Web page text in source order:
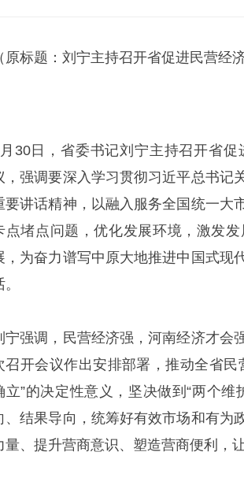
（原标题：刘宁主持召开省促进民营经
30日，省委书记刘宁主持召开省促
，强调要深入学习贯彻习近平总书记
要讲话精神，以融入服务全国统一大
点堵点问题，优化发展环境，激发
，为奋力谱写中原大地推进中国式现
宁强调，民营经济强，河南经济才会
召开会议作出安排部署，推动全省
立”的决定性意义，坚决做到“两个
、结果导向，统筹好有效市场和有为
量、提升营商意识、塑造营商便利，